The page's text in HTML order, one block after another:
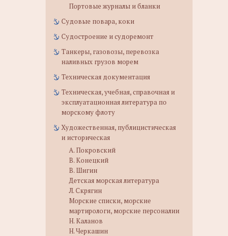
Портовые журналы и бланки
Судовые повара, коки
Судостроение и судоремонт
Танкеры, газовозы, перевозка
наливных грузов морем
Техническая документация
Техническая, учебная, справочная и
эксплуатационная литература по
морскому флоту
Художественная, публицистическая
и историческая
А. Покровский
В. Конецкий
В. Шигин
Детская морская литература
Л. Скрягин
Морские списки, морские
мартирологи, морские персоналии
Н. Каланов
Н. Черкашин